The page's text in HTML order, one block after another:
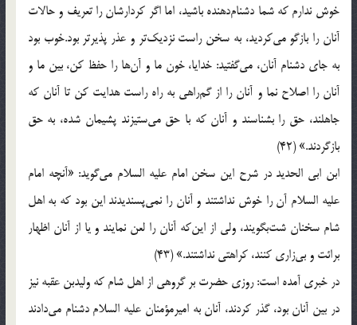
خوش ندارم كه شما دشنام‌دهنده باشید، اما اگر كردارشان را تعریف و حالات
آنان را بازگو می‌كردید، به سخن راست نزدیك‌تر و عذر پذیرتر بود.خوب بود
به جای دشنام آنان، می‌گفتید: خدایا، خون ما و آن‌ها را حفظ كن، بین ما و
آنان را اصلاح نما و آنان را از گم‌راهی به راه راست هدایت كن تا آنان كه
جاهلند، حق را بشناسند و آنان كه با حق می‌ستیزند پشیمان شده، به حق
بازگردند.» (42)
ابن ابی الحدید در شرح این سخن امام علیه السلام می‌گوید: «آنچه امام
علیه السلام آن را خوش نداشتند و آنان را نمی‌پسندیدند این بود كه به اهل
شام سخنان شت‌بگویند، ولی از این‌كه آنان را لعن نمایند و یا از آنان اظهار
برائت و بی‌زاری كنند، كراهتی نداشتند.» (43)
در خبری آمده است: روزی حضرت بر گروهی از اهل شام كه ولیدبن عقبه نیز
در بین آنان بود، گذر كردند، آنان به امیرمؤمنان علیه السلام دشنام می‌دادند